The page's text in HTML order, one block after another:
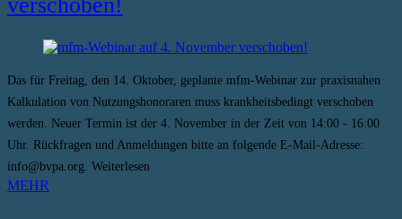
Das für Freitag, den 14. Oktober, geplante mfm-Webinar zur praxisnahen
Kalkulation von Nutzungshonoraren muss krankheitsbedingt verschoben
werden. Neuer Termin ist der 4. November in der Zeit von 14:00 - 16:00
Uhr. Rückfragen und Anmeldungen bitte an folgende E-Mail-Adresse:
info@bvpa.org. Weiterlesen
MEHR